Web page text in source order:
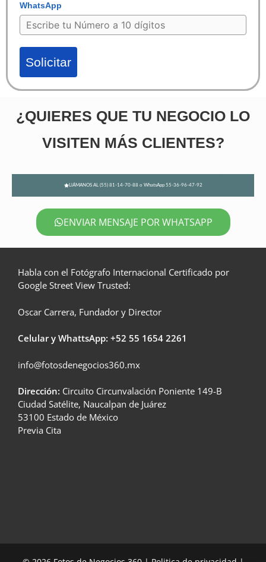
WhatsApp
Solicitar
¿QUIERES QUE TU NEGOCIO LO
VISITEN MÁS CLIENTES?
LlÁMANOS AL (55) 81-14-70-88 o WhatsApp 55-36-96-47-92
ENVIAR MENSAJE POR WHATSAPP
Habla con el Fotógrafo Internacional Certificado por
Google Street View Trusted:
Oscar Carrera, Fundador y Director
Celular y WhattsApp: +52 55 1654 2261
info@fotosdenegocios360.mx
Dirección: Circuito Circunvalación Poniente 149-B
Ciudad Satélite, Naucalpan de Juárez
53100 Estado de México
Previa Cita